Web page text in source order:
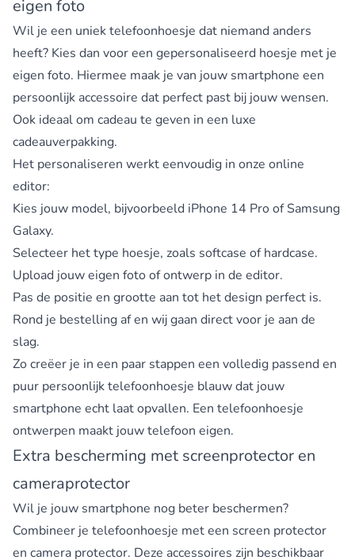
eigen foto
Wil je een uniek telefoonhoesje dat niemand anders
heeft? Kies dan voor een gepersonaliseerd hoesje met je
eigen foto. Hiermee maak je van jouw smartphone een
persoonlijk accessoire dat perfect past bij jouw wensen.
Ook ideaal om cadeau te geven in een luxe
cadeauverpakking.
Het personaliseren werkt eenvoudig in onze online
editor:
Kies jouw model, bijvoorbeeld iPhone 14 Pro of Samsung
Galaxy.
Selecteer het type hoesje, zoals softcase of hardcase.
Upload jouw eigen foto of ontwerp in de editor.
Pas de positie en grootte aan tot het design perfect is.
Rond je bestelling af en wij gaan direct voor je aan de
slag.
Zo creëer je in een paar stappen een volledig passend en
puur persoonlijk telefoonhoesje blauw dat jouw
smartphone echt laat opvallen. Een telefoonhoesje
ontwerpen maakt jouw telefoon eigen.
Extra bescherming met screenprotector en
cameraprotector
Wil je jouw smartphone nog beter beschermen?
Combineer je telefoonhoesje met een screen protector
en camera protector. Deze accessoires zijn beschikbaar